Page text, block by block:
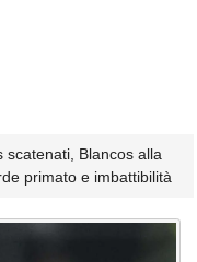
scatenati, Blancos alla
primato e imbattibilità